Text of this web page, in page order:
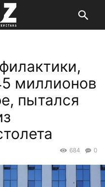
миллионов
пытался
0
684